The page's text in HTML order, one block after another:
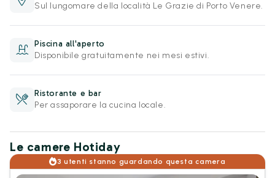
Sul lungomare della località Le Grazie di Porto Venere.
Piscina all'aperto
Disponibile gratuitamente nei mesi estivi.
Ristorante e bar
Per assaporare la cucina locale.
Le camere Hotiday
3 utenti stanno guardando questa camera